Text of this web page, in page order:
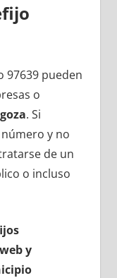
97639 pueden
ο
. Si
у no
dе un
ο incluso
у